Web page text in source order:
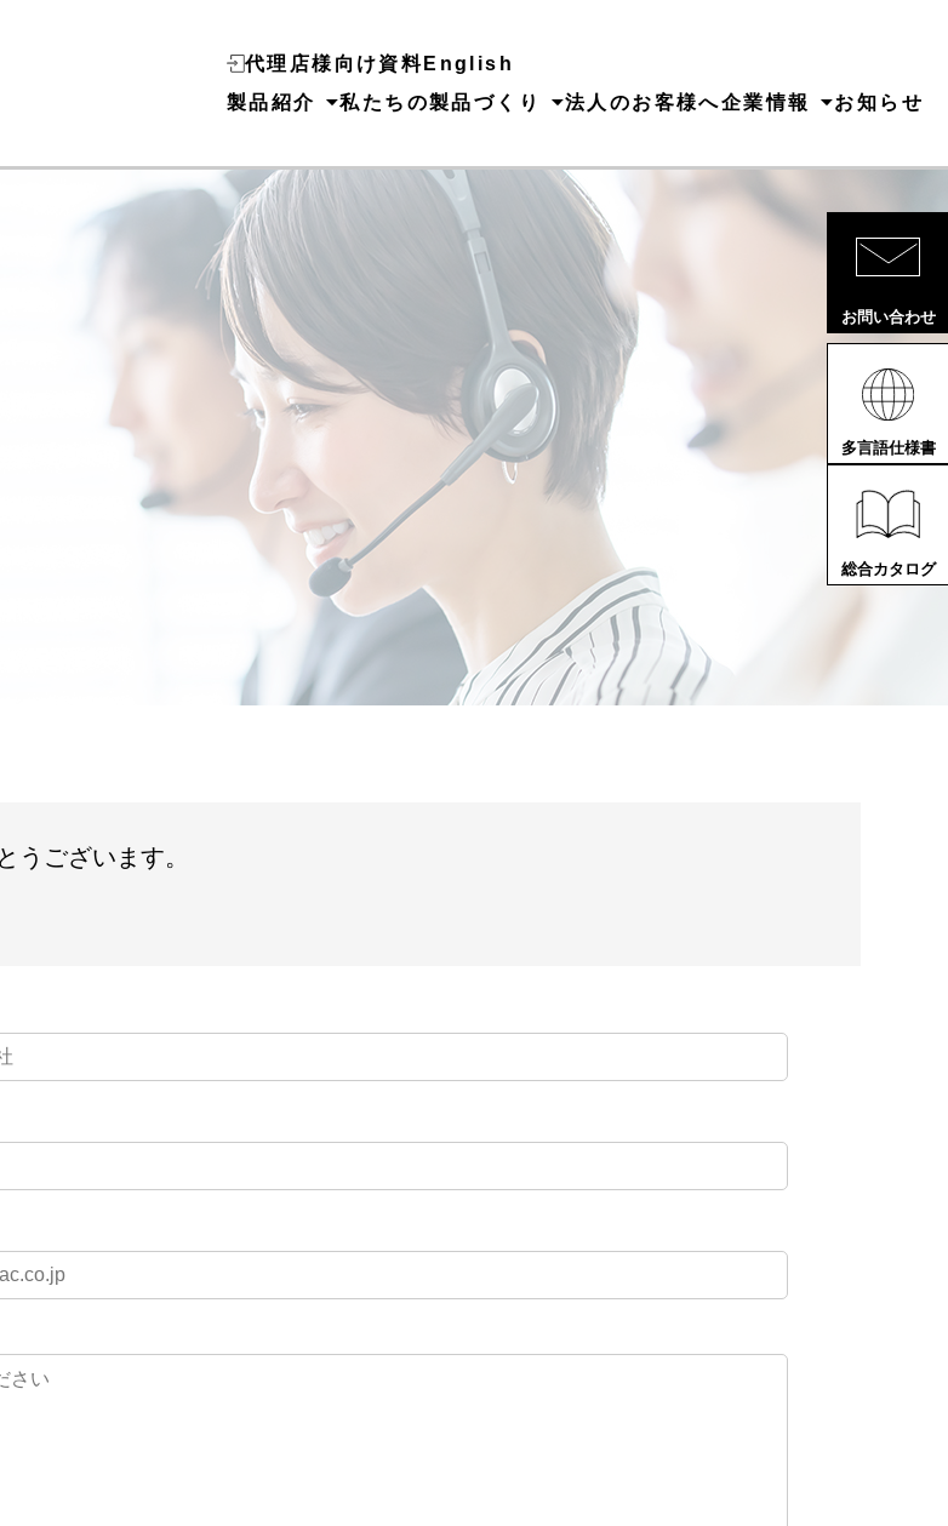
代理店様向け資料 English
製品紹介
私たちの製品づくり 法人のお客様へ企業情報 お知らせ
うございます。
お問い合わせ
多言語仕様書
総合カタログ